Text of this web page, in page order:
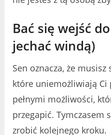
Bać się wejść
jechać windą)
Sen oznacza, że ​​musisz
które uniemożliwiają Ci
pełnymi możliwości,
przegapić. Tymczasem
zrobić kolejnego kroku.